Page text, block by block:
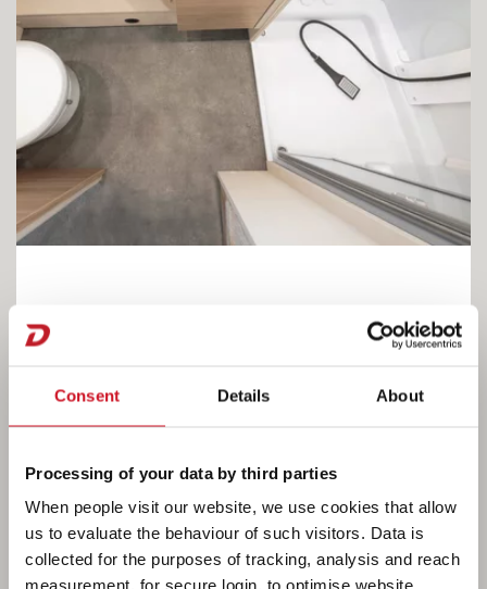
Consent Details About
Processing of your data by third parties
When people visit our website, we use cookies that allow
us to evaluate the behaviour of such visitors. Data is
collected for the purposes of tracking, analysis and reach
measurement, for secure login, to optimise website
hat man wunderbar viel Bewegungsfreiheit. Das
große Fenster mit Fliegengitter und
Verdunklungsrollo sorgt für den nötigen